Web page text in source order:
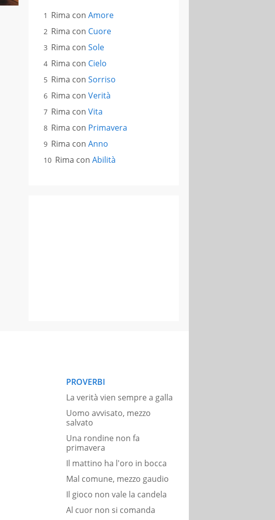
Rima con Amore
Rima con Cuore
Rima con Sole
Rima con Cielo
Rima con Sorriso
Rima con Verità
Rima con Vita
Rima con Primavera
Rima con Anno
Rima con Abilità
PROVERBI
La verità vien sempre a galla
Uomo avvisato, mezzo
salvato
Una rondine non fa
primavera
Il mattino ha l'oro in bocca
Mal comune, mezzo gaudio
Il gioco non vale la candela
Al cuor non si comanda